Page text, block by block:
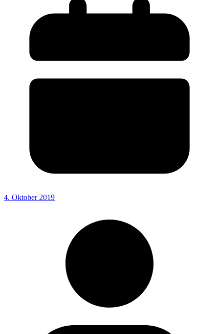
4. Oktober 2019